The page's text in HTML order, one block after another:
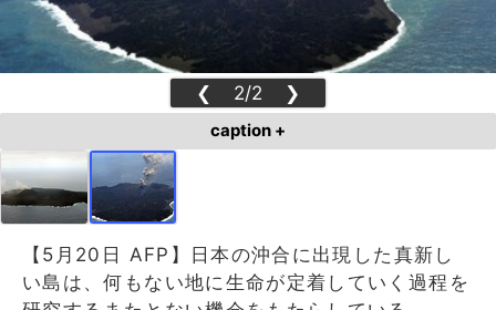
❮ 2/2 ❯
caption +
【5月20日 AFP】日本の沖合に出現した真新し
い島は、何もない地に生命が定着していく過程を